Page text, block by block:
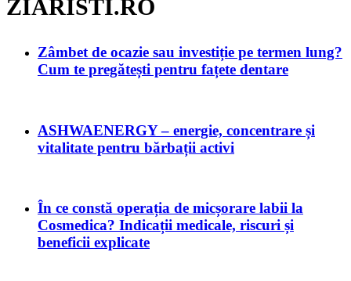
ZIARISTI.RO
Zâmbet de ocazie sau investiție pe termen lung?
Cum te pregătești pentru fațete dentare
ASHWAENERGY – energie, concentrare și
vitalitate pentru bărbații activi
În ce constă operația de micșorare labii la
Cosmedica? Indicații medicale, riscuri și
beneficii explicate